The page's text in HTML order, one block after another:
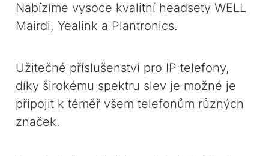
Nabízíme vysoce kvalitní headsety WELL
Mairdi, Yealink a Plantronics.
Užitečné příslušenství pro IP telefony,
díky širokému spektru slev je možné je
připojit k téměř všem telefonům různých
značek.